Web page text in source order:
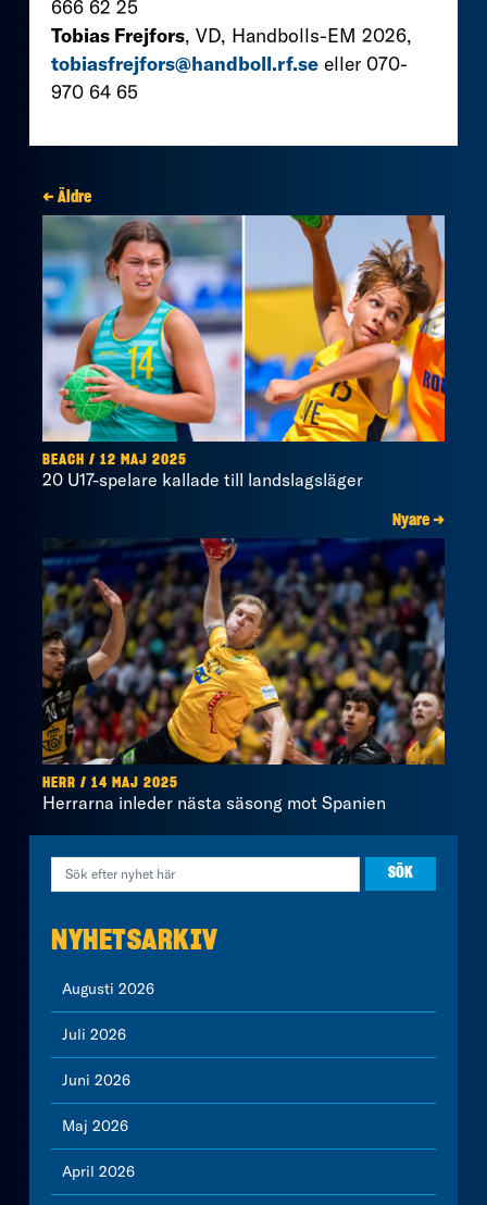
666 62 25
Tobias Frejfors, VD, Handbolls-EM 2026,
tobiasfrejfors@handboll.rf.se eller 070-
970 64 65
← Äldre
BEACH / 12 MAJ 2025
20 U17-spelare kallade till landslagsläger
Nyare →
HERR / 14 MAJ 2025
Herrarna inleder nästa säsong mot Spanien
NYHETSARKIV
Augusti 2026
Juli 2026
Juni 2026
Maj 2026
April 2026